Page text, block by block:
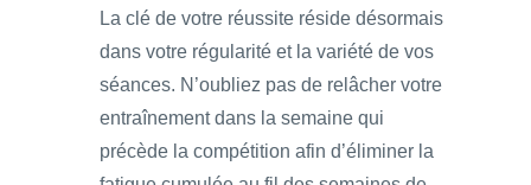
La clé de votre réussite réside désormais
dans votre régularité et la variété de vos
séances. N’oubliez pas de relâcher votre
entraînement dans la semaine qui
précède la compétition afin d’éliminer la